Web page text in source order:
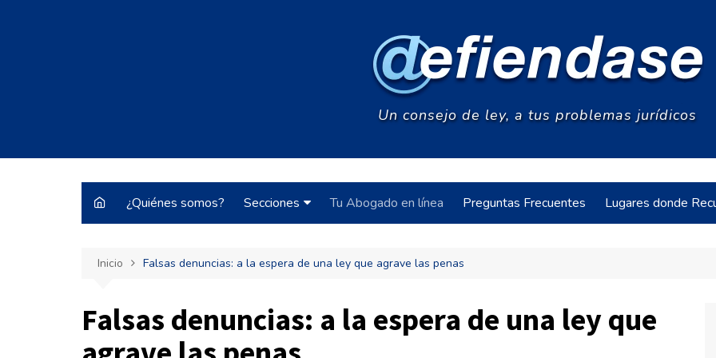
Un consejo de ley, a tus problemas jurídicos
¿Quiénes somos? Secciones
Historias de Burrocracia
ARBA
Pateando Tribunales
Tu Abogado en línea Preguntas Frecuentes Lugares donde
Inicio Falsas denuncias: a la espera de una ley que agrave las penas
Falsas denuncias: a la espera de una ley que